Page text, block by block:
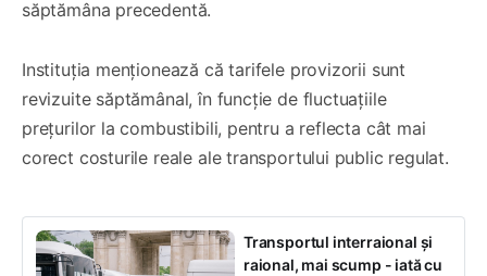
săptămâna precedentă.
Instituția menționează că tarifele provizorii sunt
revizuite săptămânal, în funcție de fluctuațiile
prețurilor la combustibili, pentru a reflecta cât mai
corect costurile reale ale transportului public regulat.
Transportul interraional și
raional, mai scump - iată cu